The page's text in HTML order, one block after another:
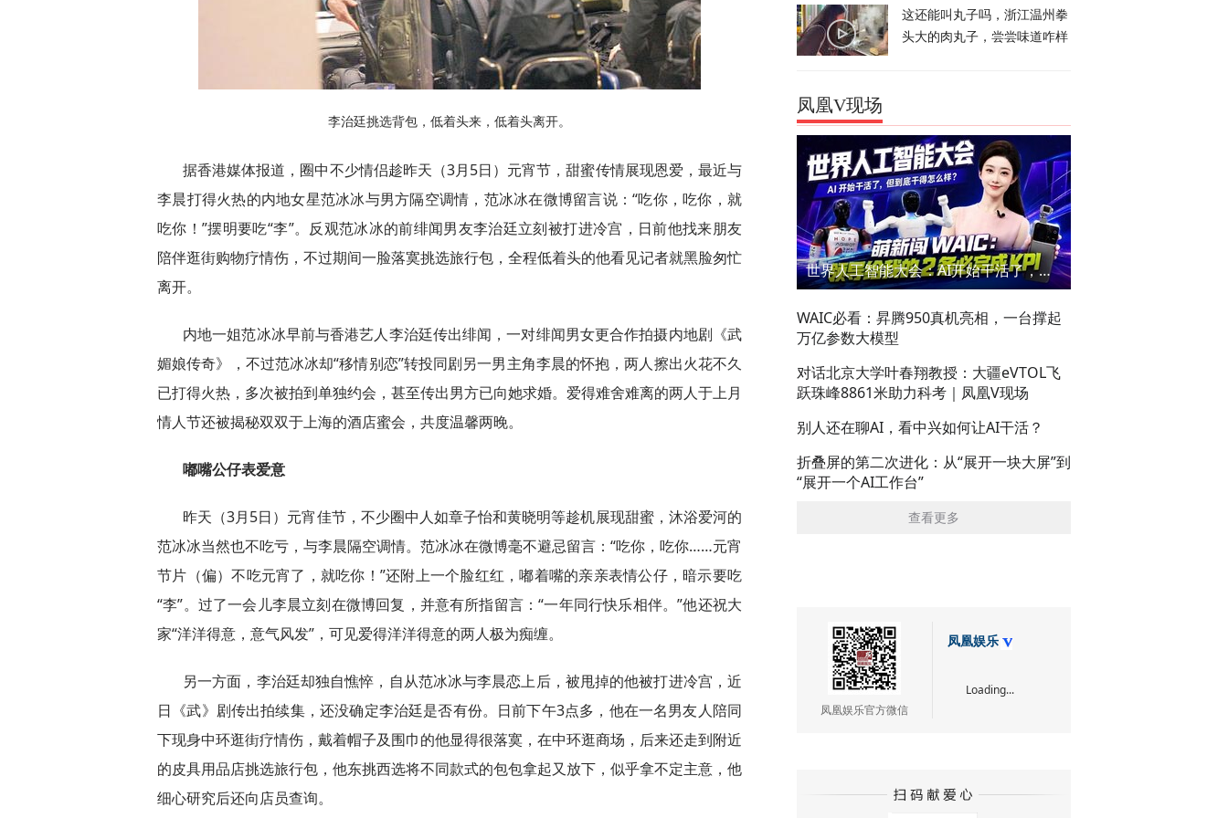
李治廷挑选背包，低着头来，低着头离开。
据香港媒体报道，圈中不少情侣趁昨天（3月5日）元宵节，甜蜜传情展现恩爱，最近与
李晨打得火热的内地女星范冰冰与男方隔空调情，范冰冰在微博留言说：“吃你，吃你，就
吃你！”摆明要吃“李”。反观范冰冰的前绯闻男友李治廷立刻被打进冷宫，日前他找来朋友
陪伴逛街购物疗情伤，不过期间一脸落寞挑选旅行包，全程低着头的他看见记者就黑脸匆忙
离开。
内地一姐范冰冰早前与香港艺人李治廷传出绯闻，一对绯闻男女更合作拍摄内地剧《武
媚娘传奇》，不过范冰冰却“移情别恋”转投同剧另一男主角李晨的怀抱，两人擦出火花不久
已打得火热，多次被拍到单独约会，甚至传出男方已向她求婚。爱得难舍难离的两人于上月
情人节还被揭秘双双于上海的酒店蜜会，共度温馨两晚。
嘟嘴公仔表爱意
昨天（3月5日）元宵佳节，不少圈中人如章子怡和黄晓明等趁机展现甜蜜，沐浴爱河的
范冰冰当然也不吃亏，与李晨隔空调情。范冰冰在微博毫不避忌留言：“吃你，吃你……元宵
节片（偏）不吃元宵了，就吃你！”还附上一个脸红红，嘟着嘴的亲亲表情公仔，暗示要吃
“李”。过了一会儿李晨立刻在微博回复，并意有所指留言：“一年同行快乐相伴。”他还祝大
家“洋洋得意，意气风发”，可见爱得洋洋得意的两人极为痴缠。
另一方面，李治廷却独自憔悴，自从范冰冰与李晨恋上后，被甩掉的他被打进冷宫，近
日《武》剧传出拍续集，还没确定李治廷是否有份。日前下午3点多，他在一名男友人陪同
下现身中环逛街疗情伤，戴着帽子及围巾的他显得很落寞，在中环逛商场，后来还走到附近
的皮具用品店挑选旅行包，他东挑西选将不同款式的包包拿起又放下，似乎拿不定主意，他
细心研究后还向店员查询。
这还能叫丸子吗，浙江温州拳
头大的肉丸子，尝尝味道咋样
凤凰V现场
世界人工智能大会：AI开始干活了，但到底干的怎么样？萌新闯WAIC
WAIC必看：昇腾950真机亮相，一台撑起
万亿参数大模型
对话北京大学叶春翔教授：大疆eVTOL飞
跃珠峰8861米助力科考｜凤凰V现场
别人还在聊AI，看中兴如何让AI干活？
折叠屏的第二次进化：从“展开一块大屏”到
“展开一个AI工作台”
查看更多
凤凰娱乐官方微信
凤凰娱乐
Loading...